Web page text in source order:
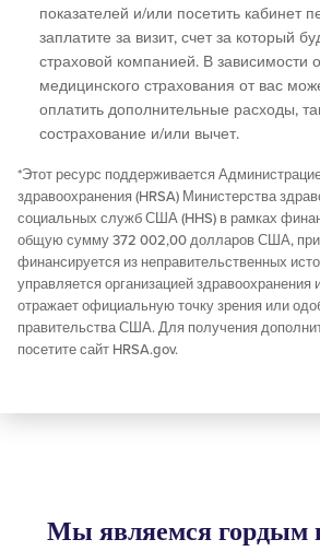
показателей и/или посетить кабинет
заплатите за визит, счет за который
страховой компанией. В зависимости
медицинского страхования от вас
оплатить дополнительные расходы,
сострахование и/или вычет.
*Этот ресурс поддерживается
здравоохранения (HRSA) Министерства
социальных служб США (HHS) в рамках
общую сумму 372 002,00 долларов США, при
финансируется из неправительственных
управляется организацией здравоохранения
отражает официальную точку зрения или
правительства США. Для получения
посетите сайт HRSA.gov.
Мы являемся гордым